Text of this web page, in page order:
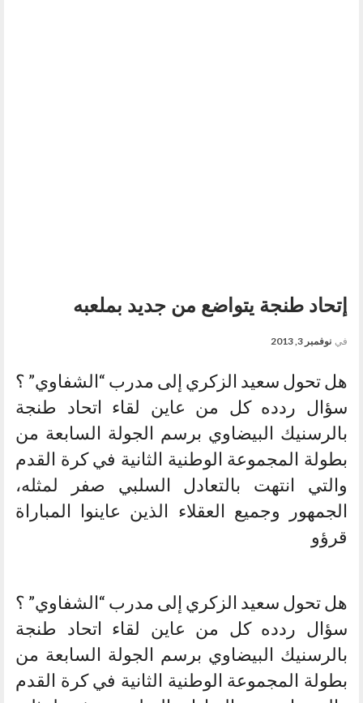
إتحاد طنجة يتواضع من جديد بملعبه
في نوفمبر 3, 2013
هل تحول سعيد الزكري إلى مدرب “الشفاوي” ؟
سؤال ردده كل من عاين لقاء اتحاد طنجة
بالرسنيك البيضاوي برسم الجولة السابعة من
بطولة المجموعة الوطنية الثانية في كرة القدم
والتي انتهت بالتعادل السلبي صفر لمثله،
الجمهور وجميع العقلاء الذين عاينوا المباراة
قرؤو
هل تحول سعيد الزكري إلى مدرب “الشفاوي” ؟
سؤال ردده كل من عاين لقاء اتحاد طنجة
بالرسنيك البيضاوي برسم الجولة السابعة من
بطولة المجموعة الوطنية الثانية في كرة القدم